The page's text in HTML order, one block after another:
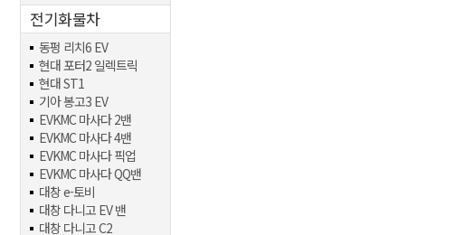
전기화물차
동펑 리치6 EV
현대 포터2 일렉트릭
현대 ST1
기아 봉고3 EV
EVKMC 마사다 2밴
EVKMC 마사다 4밴
EVKMC 마사다 픽업
EVKMC 마사다 QQ밴
대창 e-토비
대창 다니고 EV 밴
대창 다니고 C2